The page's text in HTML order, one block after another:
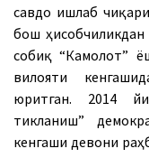
савдо ишлаб
бош
собиқ “Камолот”
вилояти
юритган. 2014
тикланиш”
кенгаши девони